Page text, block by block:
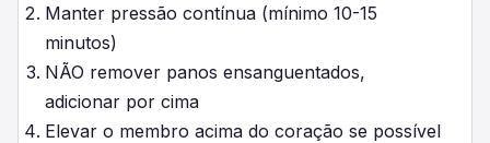
Manter pressão contínua (mínimo 10-15
minutos)
NÃO remover panos ensanguentados,
adicionar por cima
Elevar o membro acima do coração se possível